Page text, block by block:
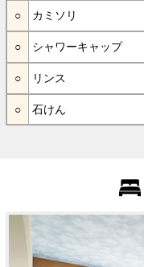
カミソリ
シャワーキャップ
リンス
石けん